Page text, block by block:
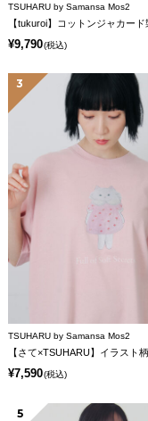
TSUHARU by Samansa Mos2
¥9,790(税込)
3
TSUHARU by Samansa Mos2
¥7,590(税込)
5